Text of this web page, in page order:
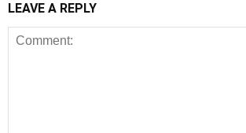
LEAVE A REPLY